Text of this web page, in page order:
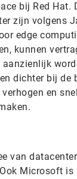
bij Red Hat.
zijn volgens
edge
kunnen
dichter bij de
en
van
Microsoft is